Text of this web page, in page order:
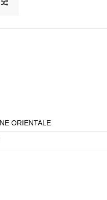
ORIENTALE